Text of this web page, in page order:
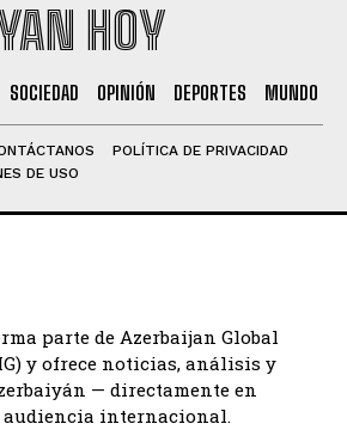
HOY
SOCIEDAD OPINIÓN DEPORTES MUNDO
POLÍTICA DE PRIVACIDAD
DE USO
parte de Azerbaijan Global
y ofrece noticias, análisis y
— directamente en
audiencia internacional.